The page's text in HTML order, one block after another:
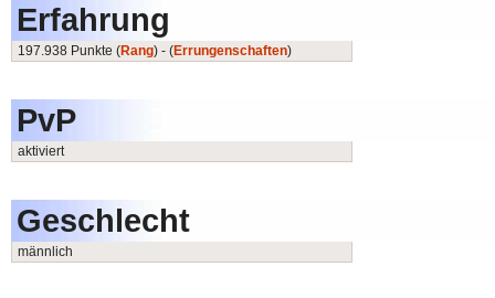
Erfahrung
197.938 Punkte (Rang) - (Errungenschaften)
PvP
aktiviert
Geschlecht
männlich